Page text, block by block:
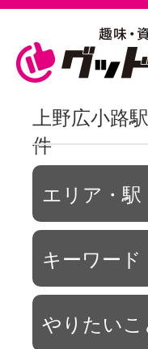
上野広小路
件
エリア・駅
キーワード
やりたいこ